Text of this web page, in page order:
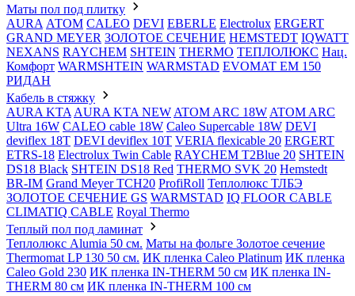
Маты пол под плитку
AURA АТОМ CALEO DEVI EBERLE Electrolux ERGERT
GRAND MEYER ЗОЛОТОЕ СЕЧЕНИЕ HEMSTEDT IQWATT
NEXANS RAYCHEM SHTEIN THERMO ТЕПЛОЛЮКС Нац.
Комфорт WARMSHTEIN WARMSTAD EVOMAT EM 150
РИДАН
Кабель в стяжку
AURA KTA AURA KTA NEW ATOM ARC 18W ATOM ARC
Ultra 16W CALEO cable 18W Caleo Supercable 18W DEVI
deviflex 18T DEVI deviflex 10T VERIA flexicable 20 ERGERT
ETRS-18 Electrolux Twin Cable RAYCHEM T2Blue 20 SHTEIN
DS18 Black SHTEIN DS18 Red THERMO SVK 20 Hemstedt
BR-IM Grand Meyer TCH20 ProfiRoll Теплолюкс ТЛБЭ
ЗОЛОТОЕ СЕЧЕНИЕ GS WARMSTAD IQ FLOOR CABLE
CLIMATIQ CABLE Royal Thermo
Теплый пол под ламинат
Теплолюкс Alumia 50 см. Маты на фольге Золотое сечение
Thermomat LP 130 50 cм. ИК пленка Caleo Platinum ИК пленка
Caleo Gold 230 ИК пленка IN-THERM 50 см ИК пленка IN-
THERM 80 см ИК пленка IN-THERM 100 см